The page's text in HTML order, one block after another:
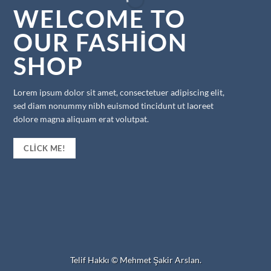
WELCOME TO
OUR FASHION
SHOP
Lorem ipsum dolor sit amet, consectetuer adipiscing elit,
sed diam nonummy nibh euismod tincidunt ut laoreet
dolore magna aliquam erat volutpat.
CLICK ME!
Telif Hakkı ©Mehmet Şakir Arslan.